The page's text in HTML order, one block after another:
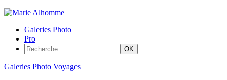
Galeries Photo
Pro
Galeries Photo Voyages